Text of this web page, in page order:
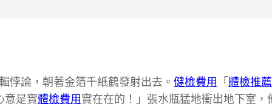
悖論，朝著金箔千紙鶴發射出去。 健檢費用 「 體檢推薦
意是實體檢費用實在在的！」張水瓶猛地衝出地下室，